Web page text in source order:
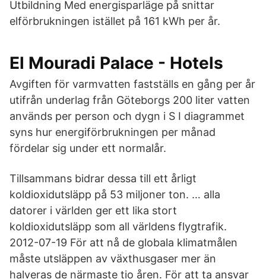
Utbildning Med energisparläge på snittar
elförbrukningen istället på 161 kWh per år.
El Mouradi Palace - Hotels
Avgiften för varmvatten fastställs en gång per år
utifrån underlag från Göteborgs 200 liter vatten
används per person och dygn i S I diagrammet
syns hur energiförbrukningen per månad
fördelar sig under ett normalår.
Tillsammans bidrar dessa till ett årligt
koldioxidutsläpp på 53 miljoner ton. … alla
datorer i världen ger ett lika stort
koldioxidutsläpp som all världens flygtrafik.
2012-07-19 För att nå de globala klimatmålen
måste utsläppen av växthusgaser mer än
halveras de närmaste tio åren. För att ta ansvar